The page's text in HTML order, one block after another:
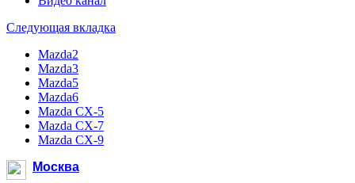
Следующая вкладка
Mazda2
Mazda3
Mazda5
Mazda6
Mazda CX-5
Mazda CX-7
Mazda CX-9
Москва